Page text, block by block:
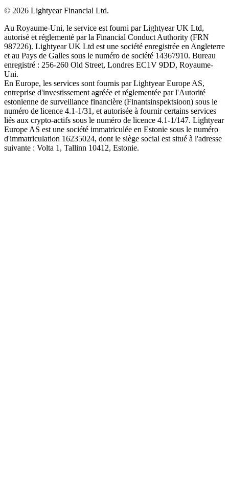
© 2026 Lightyear Financial Ltd.
Au Royaume-Uni, le service est fourni par Lightyear UK Ltd,
autorisé et réglementé par la Financial Conduct Authority (FRN
987226). Lightyear UK Ltd est une société enregistrée en Angleterre
et au Pays de Galles sous le numéro de société 14367910. Bureau
enregistré : 256-260 Old Street, Londres EC1V 9DD, Royaume-
Uni.
En Europe, les services sont fournis par Lightyear Europe AS,
entreprise d'investissement agréée et réglementée par l'Autorité
estonienne de surveillance financière (Finantsinspektsioon) sous le
numéro de licence 4.1-1/31, et autorisée à fournir certains services
liés aux crypto-actifs sous le numéro de licence 4.1-1/147. Lightyear
Europe AS est une société immatriculée en Estonie sous le numéro
d'immatriculation 16235024, dont le siège social est situé à l'adresse
suivante : Volta 1, Tallinn 10412, Estonie.